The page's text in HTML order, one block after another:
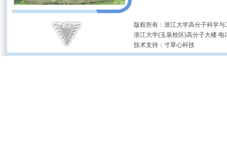
版权所有：浙江大学高分子科
浙江大学(玉泉校区)高分子大楼
技术支持： 寸草心科技